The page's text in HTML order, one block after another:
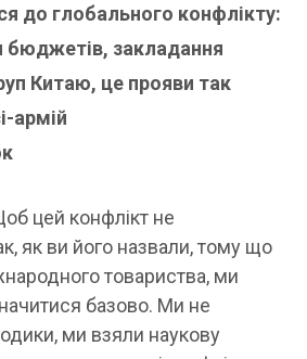
до глобального конфлікту:
бюджетів, закладання
Китаю, це прояви так
армій
цей конфлікт не
як ви його назвали, тому що
товариства, ми
базово. Ми не
ми взяли наукову